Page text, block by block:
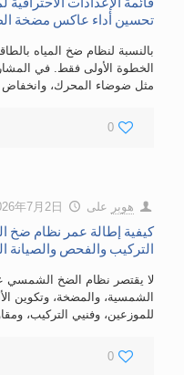
تحسين أداء عاكس مضخة
بالنسبة لنظام ضخ المياه
الخطوة الأولى فقط. في
مثل ضوضاء المحرك، وانخفاض
0
هوبر على 年7月2日
كيفية إطالة عمر نظام ضخ
التركيب والفحص والصيانة
لا يقتصر نظام الضخ الشمسي
الشمسية، والمضخة، وتكوين
للموزعين، وفنيي التركيب،
0